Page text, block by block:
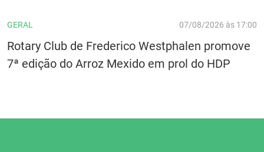
GERAL 07/08/2026 às 17:00
Rotary Club de Frederico Westphalen promove
7ª edição do Arroz Mexido em prol do HDP